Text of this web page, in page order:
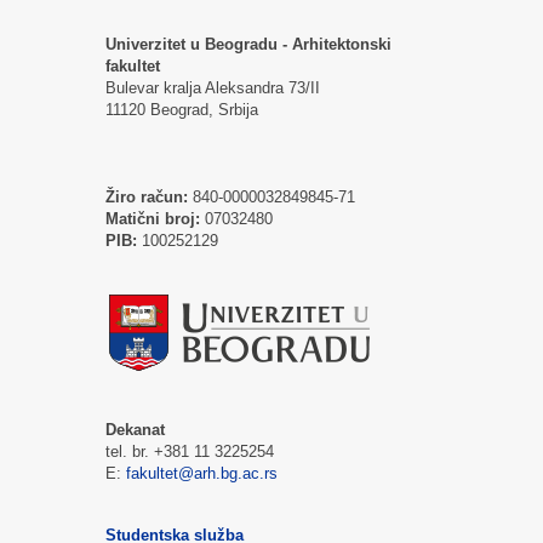
Univerzitet u Beogradu - Arhitektonski
fakultet
Bulevar kralja Aleksandra 73/II
11120 Beograd, Srbija
Žiro račun: 840-0000032849845-71
Matični broj: 07032480
PIB: 100252129
Dekanat
tel. br. +381 11 3225254
E: fakultet@arh.bg.ac.rs
Studentska služba